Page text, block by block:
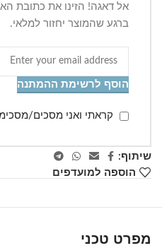
אל דאגה! הזינו את כתובת
ברגע שהמוצר יחזור למלאי.
הוסף לרשימת ההמתנה
קראתי ואני מסכים/
שיתוף:
הוספה למועדפים
מפרט טכני